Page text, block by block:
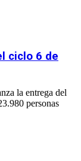
ciclo 6 de
la entrega del
personas